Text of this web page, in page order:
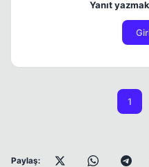
Yanıt
1
Paylaş: